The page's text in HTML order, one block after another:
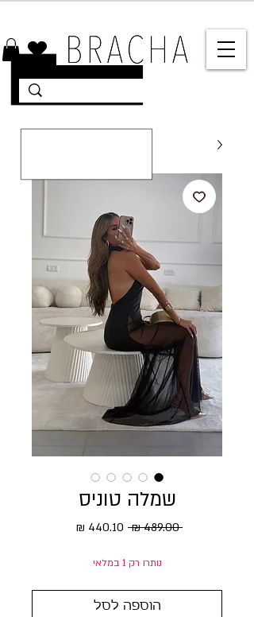
שמלה טוניס
‏489.00 ‏₪ מחיר רגיל
נותרו רק 1 במלאי
הוספה לסל